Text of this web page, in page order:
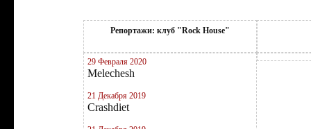
Репортажи: клуб "Rock House"
29 Февраля 2020
Melechesh
21 Декабря 2019
Crashdiet